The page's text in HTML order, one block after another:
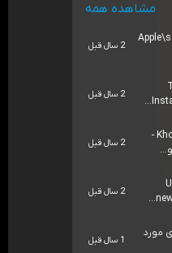
مشاهده همه
2 سال قبل
2 سال قبل
Khoresht-e Tech -
2 سال قبل
2 سال قبل
مورد
1 سال قبل